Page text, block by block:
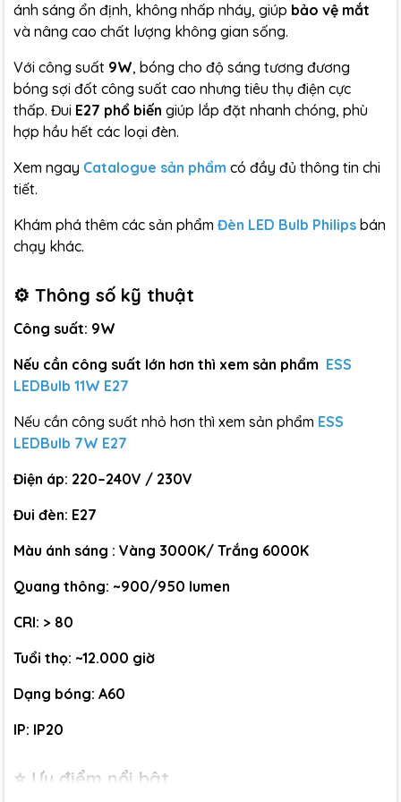
ánh sáng ổn định, không nhấp nháy, giúp bảo vệ mắt
và nâng cao chất lượng không gian sống.
Với công suất 9W, bóng cho độ sáng tương đương
bóng sợi đốt công suất cao nhưng tiêu thụ điện cực
thấp. Đui E27 phổ biến giúp lắp đặt nhanh chóng, phù
hợp hầu hết các loại đèn.
Xem ngay Catalogue sản phẩm có đầy đủ thông tin chi
tiết.
Khám phá thêm các sản phẩm Đèn LED Bulb Philips bán
chạy khác.
⚙️ Thông số kỹ thuật
Công suất: 9W
Nếu cần công suất lớn hơn thì xem sản phẩm ESS
LEDBulb 11W E27
Nếu cần công suất nhỏ hơn thì xem sản phẩm ESS
LEDBulb 7W E27
Điện áp: 220–240V / 230V
Đui đèn: E27
Màu ánh sáng : Vàng 3000K/ Trắng 6000K
Quang thông: ~900/950 lumen
CRI: > 80
Tuổi thọ: ~12.000 giờ
Dạng bóng: A60
IP: IP20
⭐ Ưu điểm nổi bật